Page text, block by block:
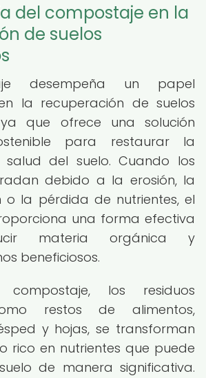
del compostaje en la
de suelos
desempeña un papel
la recuperación de suelos
que ofrece una solución
para restaurar la
del suelo. Cuando los
debido a la erosión, la
la pérdida de nutrientes, el
una forma efectiva
materia orgánica y
beneficiosos.
los residuos
restos de alimentos,
y hojas, se transforman
rico en nutrientes que puede
de manera significativa.